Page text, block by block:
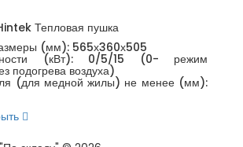
Тепловая пушка
(мм): 565х360х505
(кВт): 0/5/15 (0- режим
подогрева воздуха)
(для медной жилы) не менее (мм):